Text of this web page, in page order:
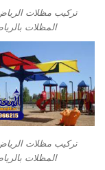
تركيب مظلات
المظلات
تركيب مظلات
المظلات